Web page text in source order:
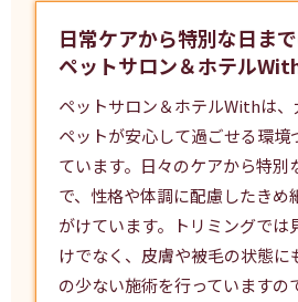
日常ケアから特別な日ま
ペットサロン＆ホテル
ペットサロン＆ホテルWithは
ペットが安心して過ごせる環境
ています。日々のケアから特別
で、性格や体調に配慮したきめ
がけています。
トリミングでは
けでなく、皮膚や被毛の状態に
の少ない施術を行っていますの